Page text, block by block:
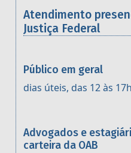
Atendimento
Justiça Federal
Público em geral
dias úteis, das 12 às 17h
Advogados e
carteira da OAB